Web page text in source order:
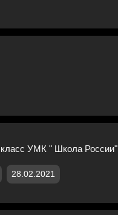
класс УМК " Школа России"
28.02.2021